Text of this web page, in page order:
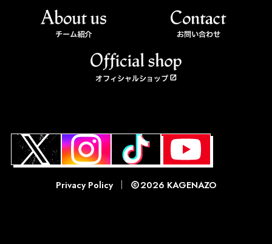
チーム紹介 お問い合わせ
オフィシャルショップ
Privacy Policy 2026 KAGENAZO